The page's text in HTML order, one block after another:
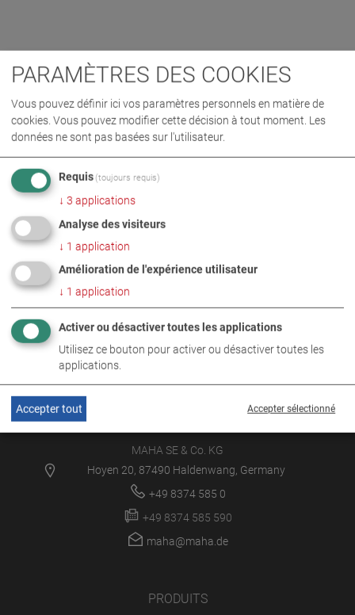
MAHA SE & Co. KG
Hoyen 20, 87490 Haldenwang, Germany
+49 8374 585 0
+49 8374 585 590
maha@maha.de
PRODUITS
PARAMÈTRES DES COOKIES
Vous pouvez définir ici vos paramètres personnels en matière de
cookies. Vous pouvez modifier cette décision à tout moment. Les
données ne sont pas basées sur l'utilisateur.
Requis (toujours requis)
↓ 3 applications
Analyse des visiteurs
↓ 1 application
Amélioration de l'expérience utilisateur
↓ 1 application
Activer ou désactiver toutes les applications
Utilisez ce bouton pour activer ou désactiver toutes les
applications.
Accepter sélectionné
Accepter tout